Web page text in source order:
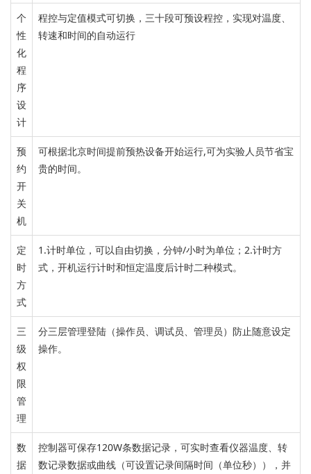
个
性
化
程
序
设
计
程控与定值模式可切换， 三十段可预设程控， 实现对温度、
转速和时间的自动运行
预
约
开
关
机
可根据北京时间提前预热设备开始运行,可为实验人员节省宝
贵的时间。
定
时
方
式
1.计时单位，可以自由切换，分钟/小时为单位；2.计时方
式，开机运行计时和恒定温度后计时二种模式。
三
级
权
限
管
理
分三层管理登陆（操作员、调试员、管理员）防止随意设定
操作。
数
据
控制器可保存120W条数据记录，可实时查看仪器温度、转
数记录数据或曲线（可设置记录间隔时间（单位秒）），并